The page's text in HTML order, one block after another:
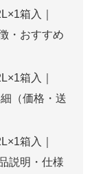
箱入｜
・おすすめ
箱入｜
（価格・送
箱入｜
説明・仕様